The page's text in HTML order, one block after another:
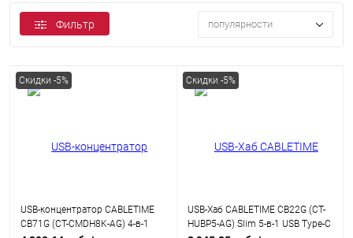
Фильтр популярности
Скидки -5%
USB-концентратор CABLETIME
CB71G (CT-CMDH8K-AG) 4-в-1
Скидки -5%
USB-Хаб CABLETIME CB22G (CT-
HUBP5-AG) Slim 5-в-1 USB Type-C